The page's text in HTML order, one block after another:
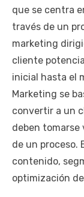
que se centra
través de un
marketing
cliente
inicial hasta el
Marketing se
convertir a un
deben tomarse
de un proceso.
contenido,
optimización